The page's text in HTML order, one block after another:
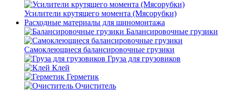
Усилители крутящего момента (Мясорубки)
Расходные материалы для шиномонтажа
Балансировочные грузики
Самоклеющиеся балансировочные грузики
Груза для грузовиков
Клей
Герметик
Очиститель